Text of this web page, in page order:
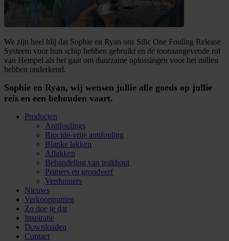
We zijn heel blij dat Sophie en Ryan ons Silic One Fouling Release
Systeem voor hun schip hebben gebruikt en de toonaangevende rol
van Hempel als het gaat om duurzame oplossingen voor het milieu
hebben onderkend.
Sophie en Ryan, wij wensen jullie alle goeds op jullie
reis en een behouden vaart.
Producten
Antifoulings
Biocide-vrije antifouling
Blanke lakken
Aflakken
Behandeling van teakhout
Primers en grondverf
Verdunners
Nieuws
Verkooppunten
Zo doe je dat
Inspiratie
Downloaden
Contact